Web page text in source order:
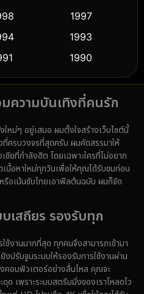
(10)
(59)
(5)
(91)
(61)
(222)
1997
1993
1990
1986
1982
1953
ความบันเทิงที่คนรัก
หม่ๆ อยู่เสมอ ผมตั้งใจสร้างเว็บไซต์นี้
ครบวงจรที่สุดครับ ผมคัดสรรมาให้
ยที่กำลังฮิต โดยเฉพาะใครที่ไม่อยาก
นื้อหาใหม่ทุกวันเพื่อให้คุณได้รับชมก่อน
รือเน้นซับไทยเอาฟีลต้นฉบับ ผมก็จัด
เสถียร รองรับทุก
งานมากที่สุด ทุกคนจึงสามารถเข้ามา
งปรับจูนระบบให้รองรับการใช้งานผ่าน
อมพิวเตอร์อย่างลื่นไหล คุณจะ
ด เพราะระบบสตรีมมิ่งของเราโหลดไว